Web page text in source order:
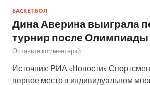
БАСКЕТБОЛ
Дина Аверина выиграла
турнир после Олимпиады
Оставьте комментарий
Источник: РИА «Новости»
первое место в индивидуальном